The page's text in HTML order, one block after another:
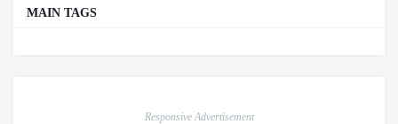
MAIN TAGS
Responsive Advertisement